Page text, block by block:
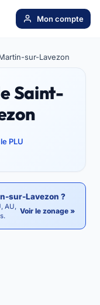
Mon compte
sur-Lavezon
Saint-
PLU
sur-Lavezon ?
AU, Voir le zonage »